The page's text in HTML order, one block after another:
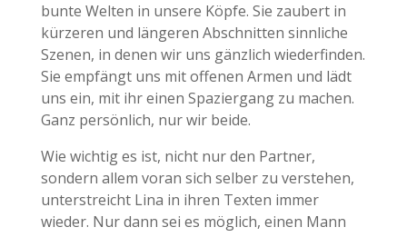
bunte Welten in unsere Köpfe. Sie zaubert in
kürzeren und längeren Abschnitten sinnliche
Szenen, in denen wir uns gänzlich wiederfinden.
Sie empfängt uns mit offenen Armen und lädt
uns ein, mit ihr einen Spaziergang zu machen.
Ganz persönlich, nur wir beide.
Wie wichtig es ist, nicht nur den Partner,
sondern allem voran sich selber zu verstehen,
unterstreicht Lina in ihren Texten immer
wieder. Nur dann sei es möglich, einen Mann